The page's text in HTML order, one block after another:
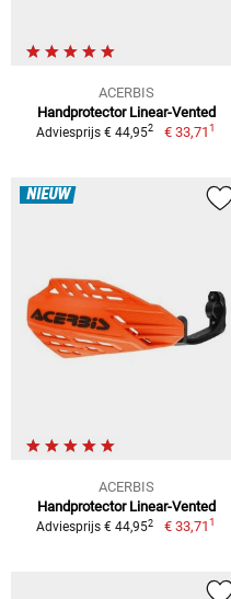
ACERBIS
Handprotector Linear-Vented
Adviesprijs € 44,952 € 33,711
NIEUW
ACERBIS
Handprotector Linear-Vented
Adviesprijs € 44,952 € 33,711